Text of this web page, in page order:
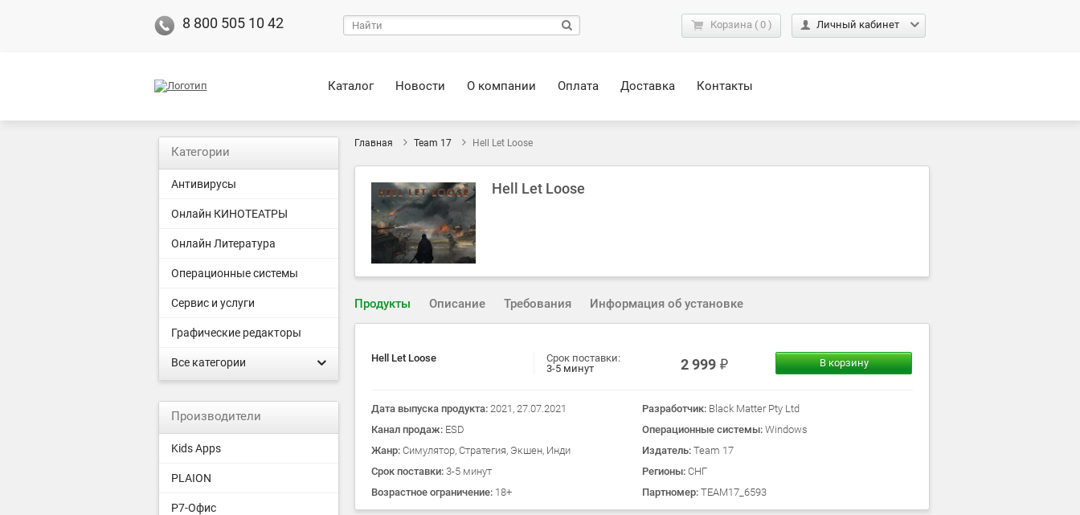
8 800 505 10 42 Корзина ( 0 ) Личный кабинет
Каталог Новости О компании Оплата Доставка Контакты
Главная Team 17 Hell Let Loose
Hell Let Loose
Продукты Описание Требования Информация об установке
Hell Let Loose
Срок поставки:
3-5 минут
2 999 В корзину
Дата выпуска продукта: 2021, 27.07.2021 Разработчик: Black Matter Pty Ltd
Канал продаж: ESD Операционные системы: Windows
Жанр: Симулятор, Стратегия, Экшен, Инди Издатель: Team 17
Срок поставки: 3-5 минут Регионы: СНГ
Возрастное ограничение: 18+ Партномер: TEAM17_6593
Категории
Антивирусы
Онлайн КИНОТЕАТРЫ
Онлайн Литература
Операционные системы
Сервис и услуги
Графические редакторы
Все категории
Производители
Kids Apps
PLAION
Р7-Офис